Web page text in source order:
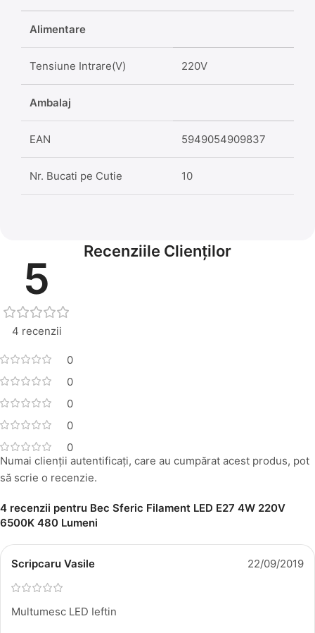
Alimentare
Tensiune Intrare(V) 220V
Ambalaj
EAN 5949054909837
Nr. Bucati pe Cutie 10
Recenziile Clienților
5
4 recenzii
0
0
0
0
0
4 recenzii pentru Bec Sferic Filament LED E27 4W 220V
6500K 480 Lumeni
Scripcaru Vasile 22/09/2019
Multumesc LED Ieftin
Numai clienții autentificați, care au cumpărat acest produs, pot
să scrie o recenzie.